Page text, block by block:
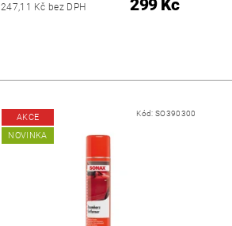
247,11 Kč bez DPH 299 Kč
AKCE
NOVINKA
Kód: SO390300